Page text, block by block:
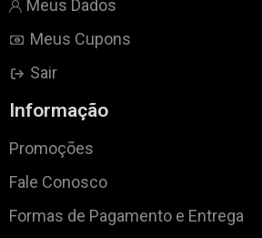
Meus Dados
Meus Cupons
Sair
Informação
Promoções
Fale Conosco
Formas de Pagamento e Entrega